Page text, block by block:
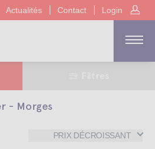
Actualités Contact Login
- Morges
PRIX DÉCROISSANT